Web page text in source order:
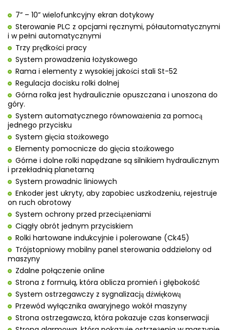
7” – 10” wielofunkcyjny ekran dotykowy
Sterowanie PLC z opcjami ręcznymi, półautomatycznymi
i w pełni automatycznymi
Trzy prędkości pracy
System prowadzenia łożyskowego
Rama i elementy z wysokiej jakości stali St-52
Regulacja docisku rolki dolnej
Górna rolka jest hydraulicznie opuszczana i unoszona do
góry.
System automatycznego równoważenia za pomocą
jednego przycisku
System gięcia stożkowego
Elementy pomocnicze do gięcia stożkowego
Górne i dolne rolki napędzane są silnikiem hydraulicznym
i przekładnią planetarną
System prowadnic liniowych
Enkoder jest ukryty, aby zapobiec uszkodzeniu, rejestruje
on ruch obrotowy
System ochrony przed przeciążeniami
Ciągły obrót jednym przyciskiem
Rolki hartowane indukcyjnie i polerowane (Ck45)
Trójstopniowy mobilny panel sterowania oddzielony od
maszyny
Zdalne połączenie online
Strona z formułą, która oblicza promień i głębokość
System ostrzegawczy z sygnalizacją dźwiękową
Przewód wyłącznika awaryjnego wokół maszyny
Strona ostrzegawcza, która pokazuje czas konserwacji